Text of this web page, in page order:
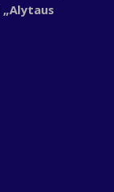
„Alytaus